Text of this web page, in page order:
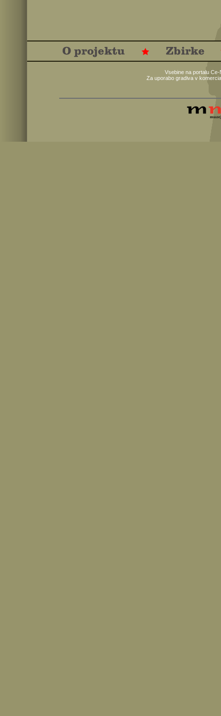
Vsebine na portalu
Za uporabo gradiva v